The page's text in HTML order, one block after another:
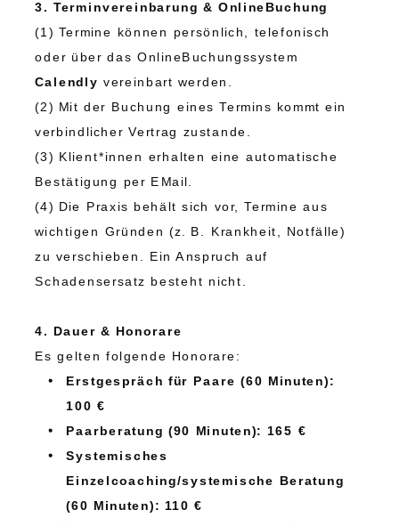
3. Terminvereinbarung & OnlineBuchung
(1) Termine können persönlich, telefonisch
oder über das OnlineBuchungssystem
Calendly vereinbart werden.
(2) Mit der Buchung eines Termins kommt ein
verbindlicher Vertrag zustande.
(3) Klient*innen erhalten eine automatische
Bestätigung per EMail.
(4) Die Praxis behält sich vor, Termine aus
wichtigen Gründen (z. B. Krankheit, Notfälle)
zu verschieben. Ein Anspruch auf
Schadensersatz besteht nicht.
4. Dauer & Honorare
Es gelten folgende Honorare:
Erstgespräch für Paare (60 Minuten):
100 €
Paarberatung (90 Minuten): 165 €
Systemisches
Einzelcoaching/systemische Beratung
(60 Minuten): 110 €